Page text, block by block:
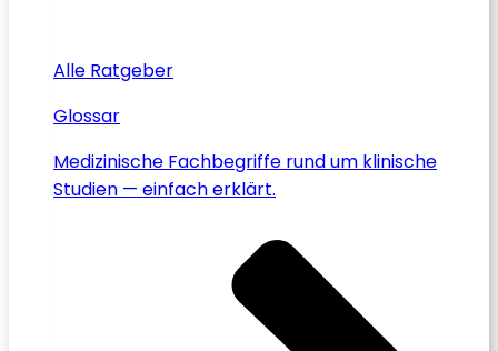
Alle Ratgeber
Glossar
Medizinische Fachbegriffe rund um klinische
Studien — einfach erklärt.